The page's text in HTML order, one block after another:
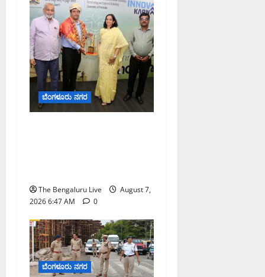
ಬೆಂಗಳೂರು ನಗರ
The Bengaluru Live
August 7,
2026 6:47 AM
0
ಬೆಂಗಳೂರು ನಗರ